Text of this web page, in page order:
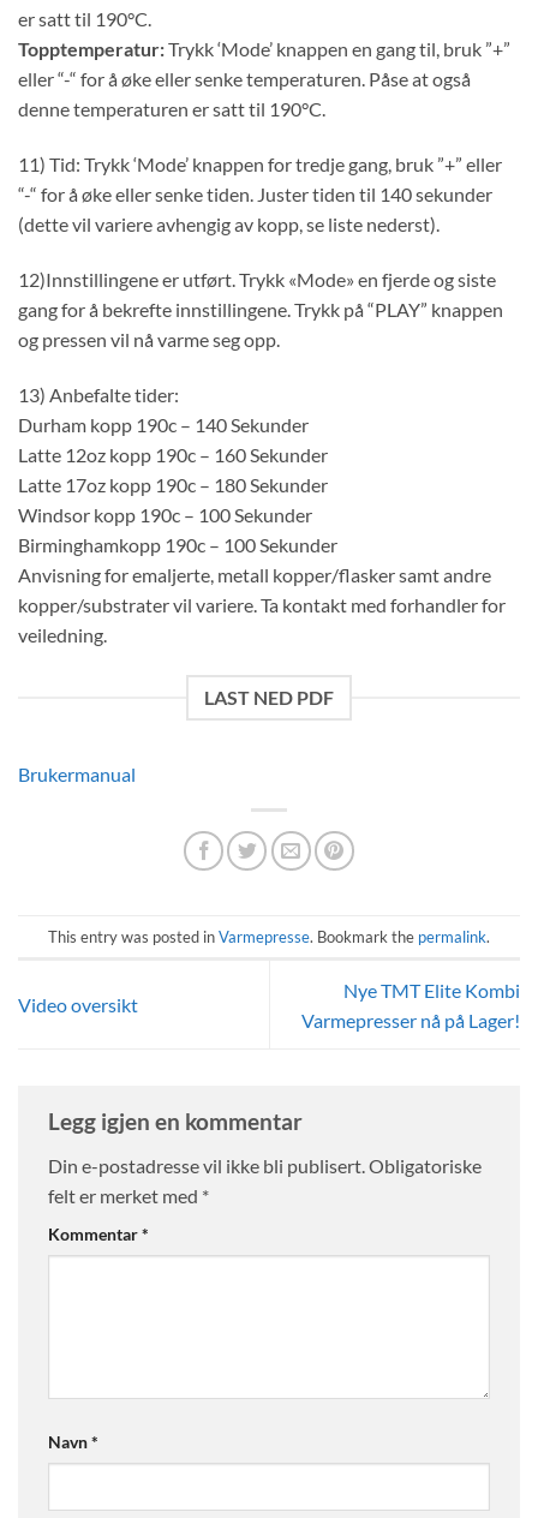
er satt til 190°C.
Topptemperatur:Trykk ‘Mode’ knappen en gang til, bruk ”+”
eller “-“ for å øke eller senke temperaturen. Påse at også
denne temperaturen er satt til 190°C.
11) Tid: Trykk ‘Mode’ knappen for tredje gang, bruk ”+” eller
“-“ for å øke eller senke tiden. Juster tiden til 140 sekunder
(dette vil variere avhengig av kopp, se liste nederst).
12)Innstillingene er utført. Trykk «Mode» en fjerde og siste
gang for å bekrefte innstillingene. Trykk på “PLAY” knappen
og pressen vil nå varme seg opp.
13) Anbefalte tider:
Durham kopp 190c – 140 Sekunder
Latte 12oz kopp 190c – 160 Sekunder
Latte 17oz kopp 190c – 180 Sekunder
Windsor kopp 190c – 100 Sekunder
Birminghamkopp 190c – 100 Sekunder
Anvisning for emaljerte, metall kopper/flasker samt andre
kopper/substrater vil variere. Ta kontakt med forhandler for
veiledning.
LAST NED PDF
Brukermanual
This entry was posted inVarmepresse. Bookmark the permalink.
Video oversikt
Nye TMT Elite Kombi
Varmepresser nå på Lager!
Legg igjen en kommentar
Din e-postadresse vil ikke bli publisert.Obligatoriske
felt er merket med *
Kommentar*
Navn*